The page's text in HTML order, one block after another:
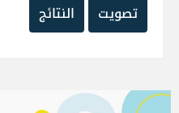
تصويت
النتائج